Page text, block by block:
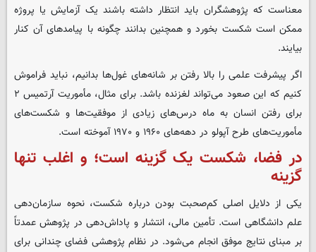
معناست که پژوهشگران باید انتظار داشته باشند یک آزمایش یا پروژه
ممکن است شکست بخورد و همچنین بدانند چگونه با پیامدهای آن کنار
بیایند.
اگر پیشرفت علمی را بالا رفتن بر شانه‌های غول‌ها بدانیم، نباید فراموش
کنیم که این صعود می‌تواند لغزنده باشد. برای مثال، مأموریت آرتمیس ۲
برای رفتن انسان به ماه درس‌های زیادی از موفقیت‌ها و شکست‌های
مأموریت‌های طرح آپولو در دهه‌های ۱۹۶۰ و ۱۹۷۰ آموخته است.
در فضا، شکست یک گزینه است؛ و اغلب تنها
گزینه
یکی از دلایل اصلی کم‌صحبت بودن درباره شکست، نحوه سازمان‌دهی
علم دانشگاهی است. تأمین مالی، انتشار و پاداش‌دهی در پژوهش عمدتاً
بر مبنای نتایج موفق انجام می‌شود. در نظام پژوهشی فضای چندانی برای